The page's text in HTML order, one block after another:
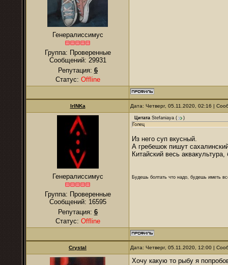
Генералиссимус
Группа: Проверенные
Сообщений: 29931
Репутация: 6
Статус: Offline
IrINKa Дата: Четверг, 05.11.2020, 02:16 |
Генералиссимус
Группа: Проверенные
Сообщений: 16595
Репутация: 6
Статус: Offline
Цитата Stefaniaya (
)
Голец
Из него суп вкусный.
А гребешок пишут
Китайский весь
Будешь болтать что надо, будешь иметь
Crystal Дата: Четверг, 05.11.2020, 12:00 |
Хочу какую то рыбу я